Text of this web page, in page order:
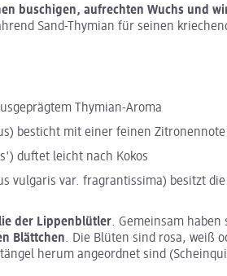
buschigen, aufrechten Wuchs und
Sand-Thymian für seinen
Thymian-Aroma
besticht mit einer feinen Zitronennote
duftet leicht nach Kokos
vulgaris var. fragrantissima) besitzt
der Lippenblütler. Gemeinsam haben
Blättchen. Die Blüten sind rosa, weiß
herum angeordnet sind